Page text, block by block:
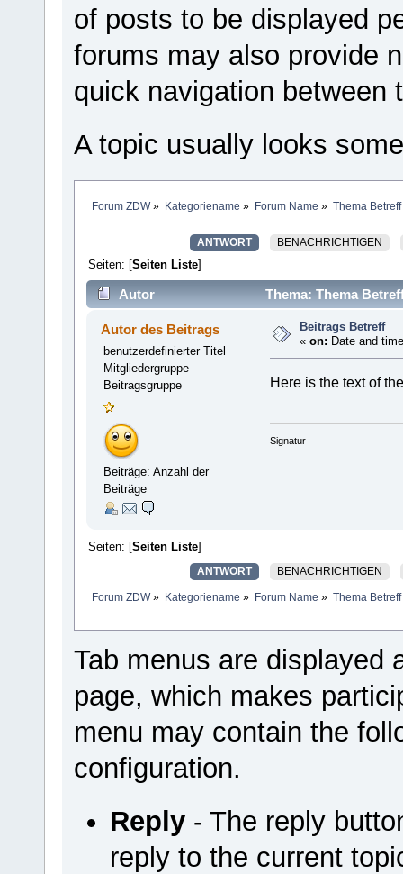
of posts to be displayed
forums may also provide
quick navigation between
A topic usually looks
Forum ZDW» Kategoriename » Forum Name » Thema Betreff
ANTWORT BENACHRICHTIGEN
Seiten: [Seiten Liste]
Autor Thema: Thema
Autor des Beitrags
benutzerdefinierter Titel
Mitgliedergruppe
Beitragsgruppe
Beiträge: Anzahl der
Beiträge
Beitrags Betreff
« on: Date and
Here is the text of
Signatur
Seiten: [Seiten Liste]
ANTWORT BENACHRICHTIGEN
Forum ZDW» Kategoriename » Forum Name » Thema Betreff
Tab menus are displayed
page, which makes
menu may contain the
configuration.
Reply- The reply
reply to the current